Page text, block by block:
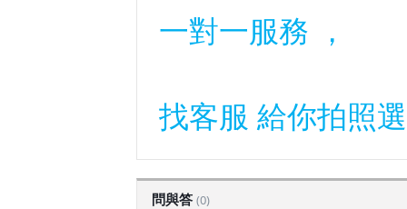
一對一服務 ，
找客服 給你拍照
問與答 (0)